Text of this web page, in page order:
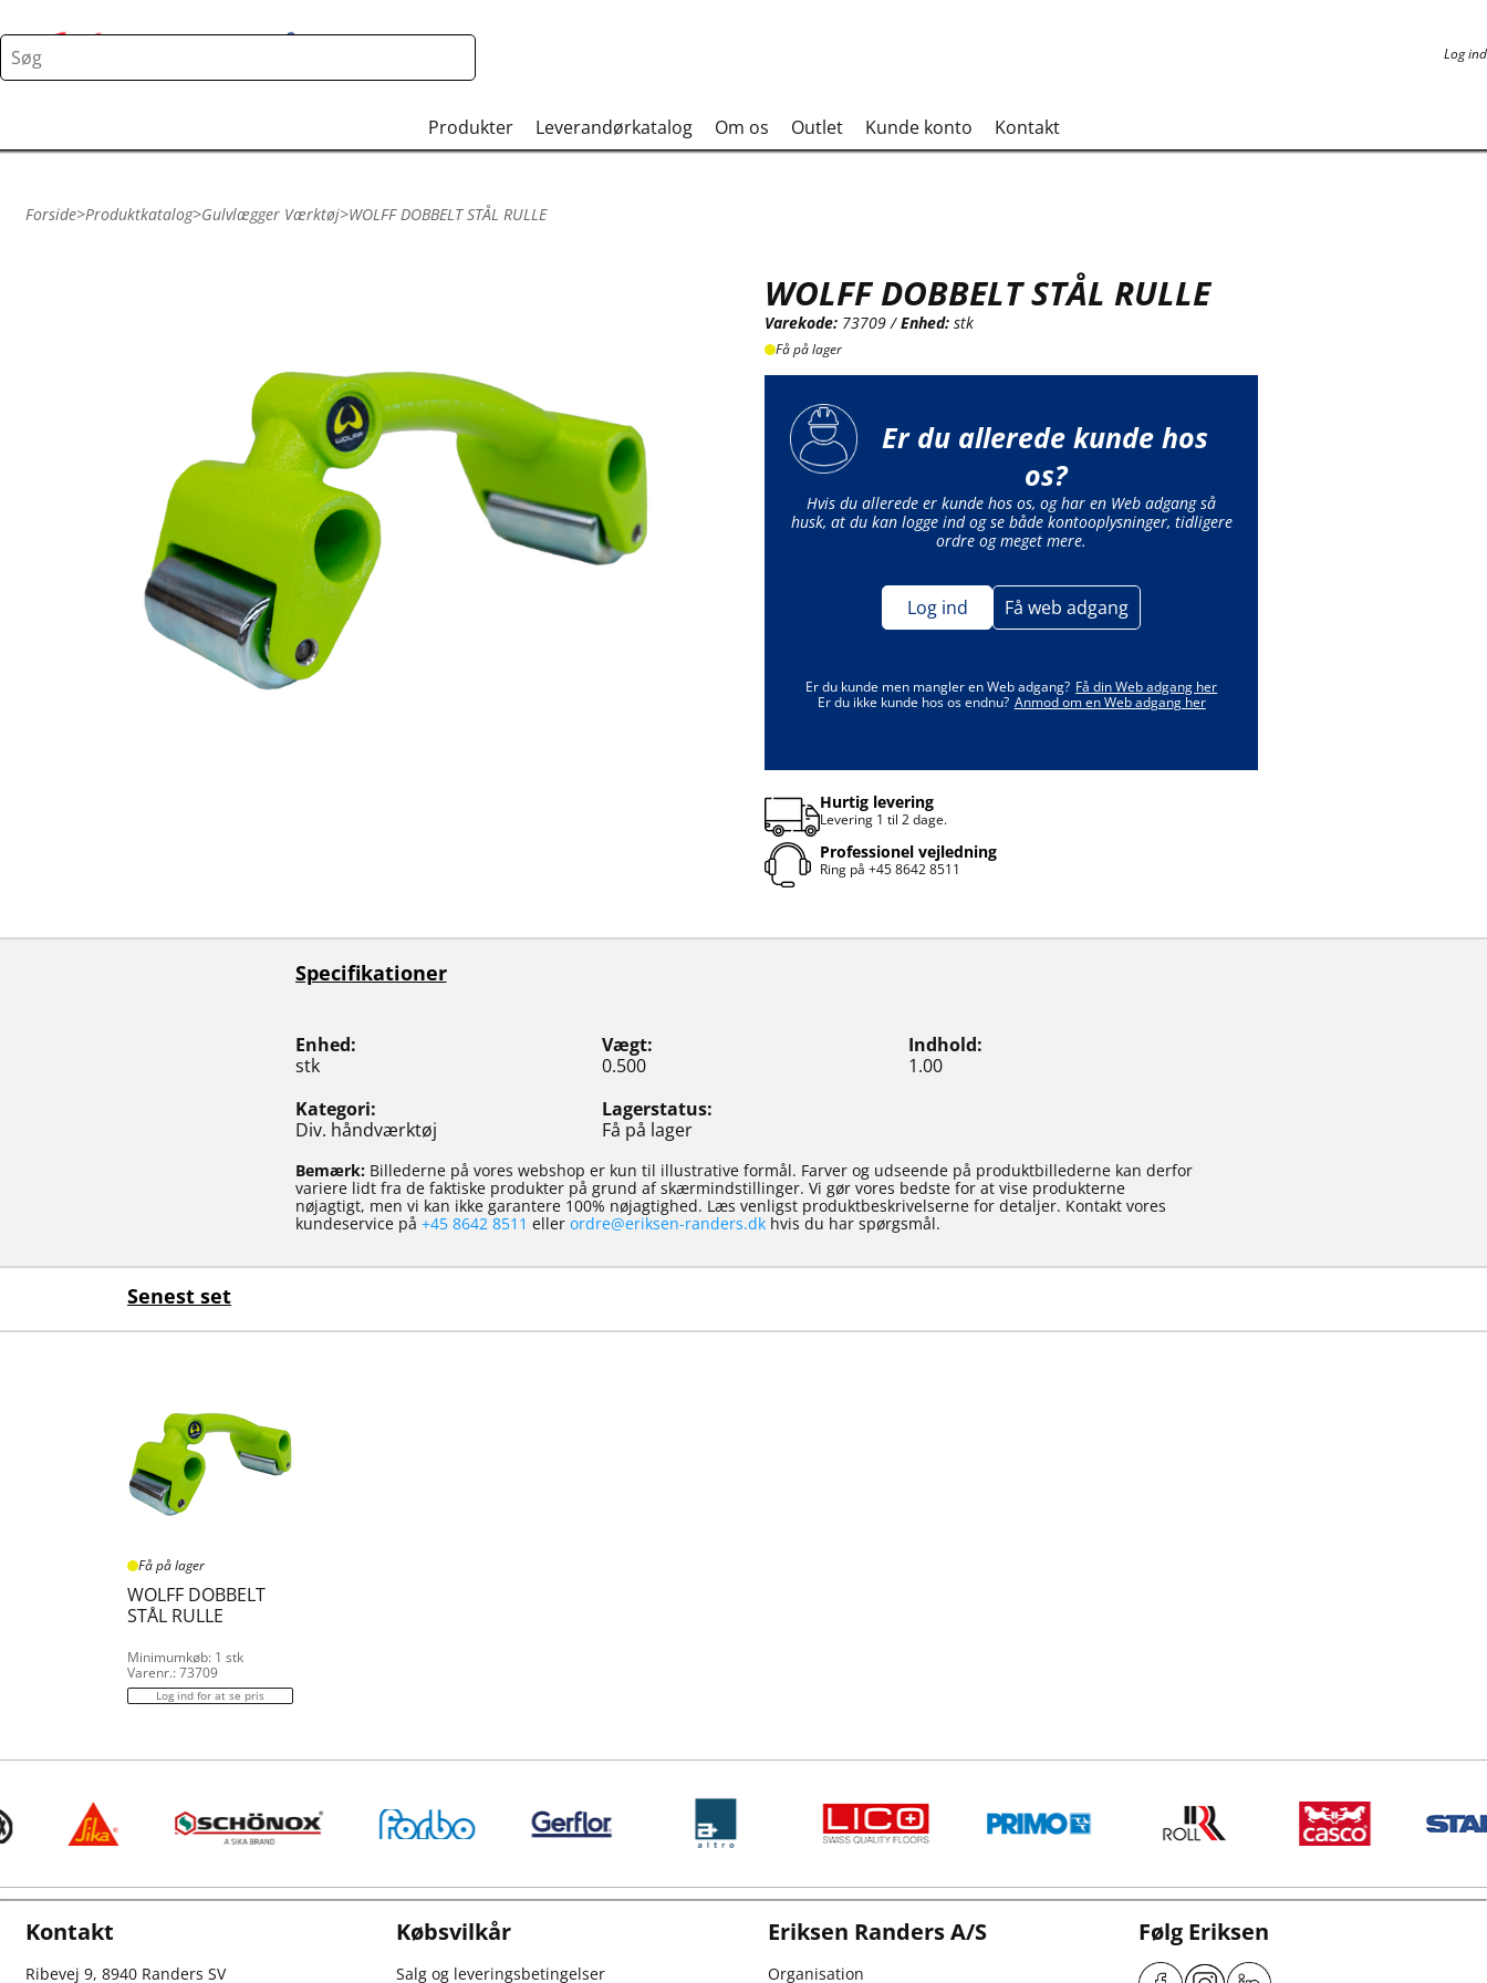
Log ind
Produkter Leverandørkatalog Om os Outlet Kunde konto Kontakt
Forside>Produktkatalog>Gulvlægger Værktøj>WOLFF DOBBELT STÅL RULLE
WOLFF DOBBELT STÅL RULLE
Varekode: 73709 /Enhed:stk
Få på lager
Er du allerede kunde hos
os?
Hvis du allerede er kunde hos os, og har en Web adgang så
husk, at du kan logge ind og se både kontooplysninger, tidligere
ordre og meget mere.
Log ind Få web adgang
Er du kunde men mangler en Web adgang? Få din Web adgang her
Er du ikke kunde hos os endnu? Anmod om en Web adgang her
Hurtig levering
Levering 1 til 2 dage.
Professionel vejledning
Ring på+45 8642 8511
Specifikationer
Enhed
stk
Vægt
0.500
Indhold
1.00
Kategori
Div. håndværktøj
Lagerstatus
Få på lager
Bemærk:Billederne på vores webshop er kun til illustrative formål. Farver og udseende på produktbillederne kan derfor
variere lidt fra de faktiske produkter på grund af skærmindstillinger. Vi gør vores bedste for at vise produkterne
nøjagtigt, men vi kan ikke garantere 100% nøjagtighed. Læs venligst produktbeskrivelserne for detaljer. Kontakt vores
kundeservice på +45 8642 8511 eller ordre@eriksen-randers.dkhvis du har spørgsmål.
Senest set
Få på lager
WOLFF DOBBELT
STÅL RULLE
Minimumkøb: 1 stk
Varenr.: 73709
Log ind for at se pris
Kontakt
Ribevej 9, 8940 Randers SV
Købsvilkår
Salg og leveringsbetingelser
Eriksen Randers A/S
Organisation
Følg Eriksen